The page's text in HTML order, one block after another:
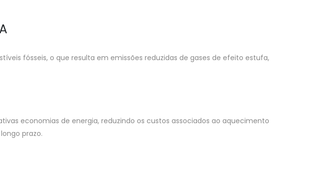
fósseis, o que resulta em emissões reduzidas de gases de efeito estufa,
economias de energia, reduzindo os custos associados ao aquecimento
prazo.